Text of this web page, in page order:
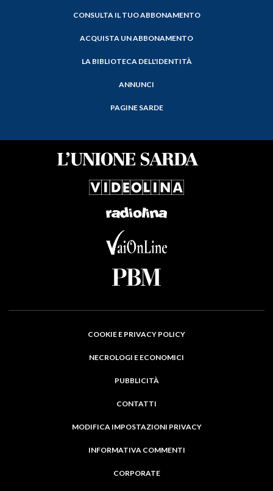
CONSULTA IL TUO ABBONAMENTO
ACQUISTA UN ABBONAMENTO
LA BIBLIOTECA DELL'IDENTITÀ
ANNUNCI
PAGINE SARDE
COOKIE E PRIVACY POLICY
NECROLOGI E ECONOMICI
PUBBLICITÀ
CONTATTI
MODIFICA IMPOSTAZIONI PRIVACY
INFORMATIVA COMMENTI
CORPORATE